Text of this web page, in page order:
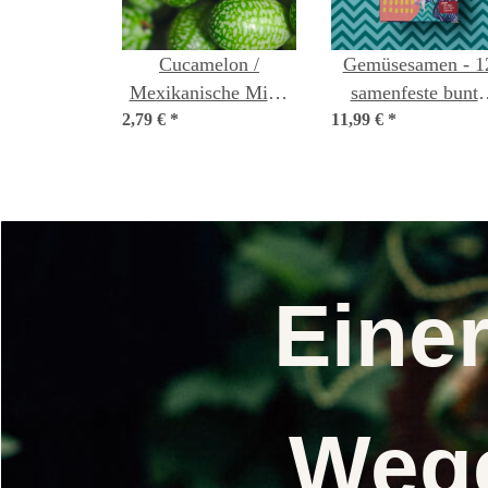
Cucamelon /
Mexikanische Mini-
Gurke (Melothria
2,79 € *
Gemüsesamen -
samenfeste bunte
Gemüsesorten -
11,99 € *